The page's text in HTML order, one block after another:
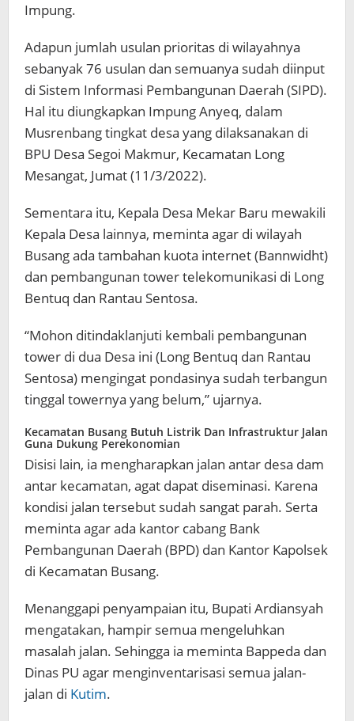
Impung.
Adapun jumlah usulan prioritas di wilayahnya
sebanyak 76 usulan dan semuanya sudah diinput
di Sistem Informasi Pembangunan Daerah (SIPD).
Hal itu diungkapkan Impung Anyeq, dalam
Musrenbang tingkat desa yang dilaksanakan di
BPU Desa Segoi Makmur, Kecamatan Long
Mesangat, Jumat (11/3/2022).
Sementara itu, Kepala Desa Mekar Baru mewakili
Kepala Desa lainnya, meminta agar di wilayah
Busang ada tambahan kuota internet (Bannwidht)
dan pembangunan tower telekomunikasi di Long
Bentuq dan Rantau Sentosa.
“Mohon ditindaklanjuti kembali pembangunan
tower di dua Desa ini (Long Bentuq dan Rantau
Sentosa) mengingat pondasinya sudah terbangun
tinggal towernya yang belum,” ujarnya.
Kecamatan Busang Butuh Listrik Dan Infrastruktur Jalan
Guna Dukung Perekonomian
Disisi lain, ia mengharapkan jalan antar desa dam
antar kecamatan, agat dapat diseminasi. Karena
kondisi jalan tersebut sudah sangat parah. Serta
meminta agar ada kantor cabang Bank
Pembangunan Daerah (BPD) dan Kantor Kapolsek
di Kecamatan Busang.
Menanggapi penyampaian itu, Bupati Ardiansyah
mengatakan, hampir semua mengeluhkan
masalah jalan. Sehingga ia meminta Bappeda dan
Dinas PU agar menginventarisasi semua jalan-
jalan di Kutim.